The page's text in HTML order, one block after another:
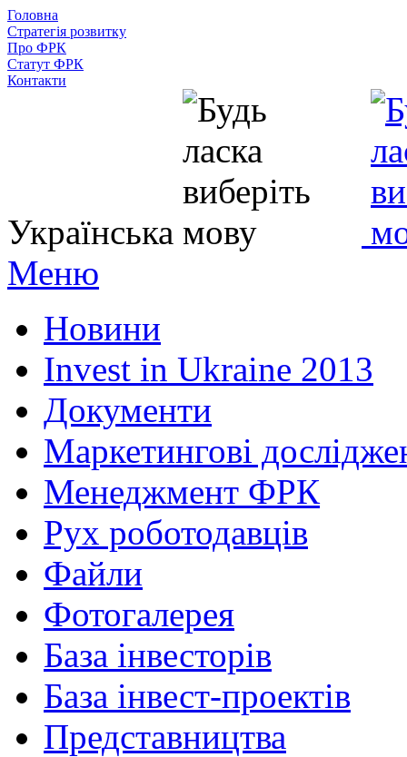
Головна
Стратегія розвитку
Про ФРК
Статут ФРК
Контакти
Українська
Меню
Новини
Invest in Ukraine 2013
Документи
Маркетингові
Менеджмент ФРК
Рух роботодавців
Файли
Фотогалерея
База інвесторів
База інвест-проектів
Представництва